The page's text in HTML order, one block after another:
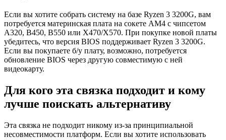
Если вы хотите собрать систему на базе Ryzen 3 3200G, вам
потребуется материнская плата на сокете AM4 с чипсетом
A320, B450, B550 или X470/X570. При покупке новой платы
убедитесь, что версия BIOS поддерживает Ryzen 3 3200G.
Если вы покупаете б/у плату, возможно, потребуется
обновление BIOS через другую совместимую с ней
видеокарту.
Для кого эта связка подходит и кому
лучше поискать альтернативу
Эта связка не подходит никому из-за принципиальной
несовместимости платформ. Если вы хотите использовать